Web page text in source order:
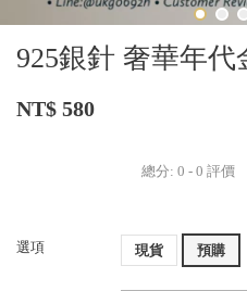
925銀針 奢華年
NT$ 580
總分: 0 - 0 評價
選項 現貨 預購